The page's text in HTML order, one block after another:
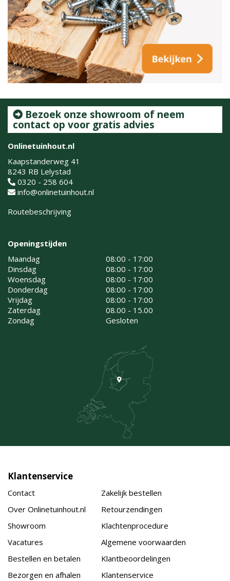
Bezoek onze showroom of neem
contact op voor gratis advies
Onlinetuinhout.nl
Kaapstanderweg 41
8243 RB Lelystad
0320 - 258 604
info@onlinetuinhout.nl
Routebeschrijving
Openingstijden
Maandag
08:00 - 17:00
Dinsdag
08:00 - 17:00
Woensdag
08:00 - 17:00
Donderdag
08:00 - 17:00
Vrijdag
08:00 - 17:00
Zaterdag
08.00 - 15.00
Zondag
Gesloten
Klantenservice
Contact
Over Onlinetuinhout.nl
Showroom
Vacatures
Bestellen en betalen
Bezorgen en afhalen
Zakelijk bestellen
Retourzendingen
Klachtenprocedure
Algemene voorwaarden
Klantbeoordelingen
Klantenservice